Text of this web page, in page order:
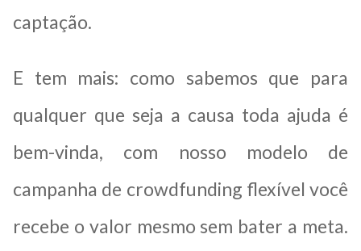
captação.
E tem mais: como sabemos que para
qualquer que seja a causa toda ajuda é
bem-vinda, com nosso modelo de
campanha de crowdfunding flexível você
recebe o valor mesmo sem bater a meta.